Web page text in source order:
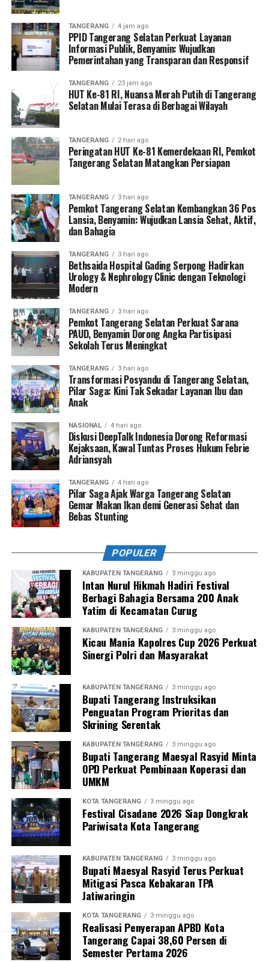
TANGERANG 4 jam ago
PPID Tangerang Selatan Perkuat Layanan
Informasi Publik, Benyamin: Wujudkan
Pemerintahan yang Transparan dan Responsif
TANGERANG 23 jam ago
HUT Ke-81 RI, Nuansa Merah Putih di Tangerang
Selatan Mulai Terasa di Berbagai Wilayah
TANGERANG 2 hari ago
Peringatan HUT Ke-81 Kemerdekaan RI, Pemkot
Tangerang Selatan Matangkan Persiapan
TANGERANG 3 hari ago
Pemkot Tangerang Selatan Kembangkan 36 Pos
Lansia, Benyamin: Wujudkan Lansia Sehat, Aktif,
dan Bahagia
TANGERANG 3 hari ago
Bethsaida Hospital Gading Serpong Hadirkan
Urology & Nephrology Clinic dengan Teknologi
Modern
TANGERANG 3 hari ago
Pemkot Tangerang Selatan Perkuat Sarana
PAUD, Benyamin Dorong Angka Partisipasi
Sekolah Terus Meningkat
TANGERANG 3 hari ago
Transformasi Posyandu di Tangerang Selatan,
Pilar Saga: Kini Tak Sekadar Layanan Ibu dan
Anak
NASIONAL 4 hari ago
Diskusi DeepTalk Indonesia Dorong Reformasi
Kejaksaan, Kawal Tuntas Proses Hukum Febrie
Adriansyah
TANGERANG 4 hari ago
Pilar Saga Ajak Warga Tangerang Selatan
Gemar Makan Ikan demi Generasi Sehat dan
Bebas Stunting
POPULER
KABUPATEN TANGERANG 3 minggu ago
Intan Nurul Hikmah Hadiri Festival
Berbagi Bahagia Bersama 200 Anak
Yatim di Kecamatan Curug
KABUPATEN TANGERANG 3 minggu ago
Kicau Mania Kapolres Cup 2026 Perkuat
Sinergi Polri dan Masyarakat
KABUPATEN TANGERANG 3 minggu ago
Bupati Tangerang Instruksikan
Penguatan Program Prioritas dan
Skrining Serentak
KABUPATEN TANGERANG 3 minggu ago
Bupati Tangerang Maesyal Rasyid Minta
OPD Perkuat Pembinaan Koperasi dan
UMKM
KOTA TANGERANG 3 minggu ago
Festival Cisadane 2026 Siap Dongkrak
Pariwisata Kota Tangerang
KABUPATEN TANGERANG 3 minggu ago
Bupati Maesyal Rasyid Terus Perkuat
Mitigasi Pasca Kebakaran TPA
Jatiwaringin
KOTA TANGERANG 3 minggu ago
Realisasi Penyerapan APBD Kota
Tangerang Capai 38,60 Persen di
Semester Pertama 2026